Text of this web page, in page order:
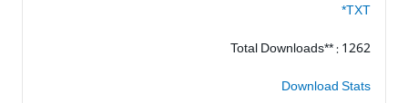
TXT*
Total Downloads** : 1262
Download Stats